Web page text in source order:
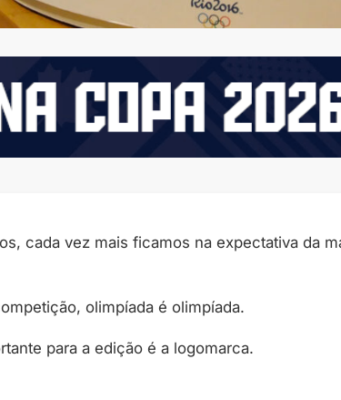
cada vez mais ficamos na expectativa da
olimpíada é olimpíada.
para a edição é a logomarca.